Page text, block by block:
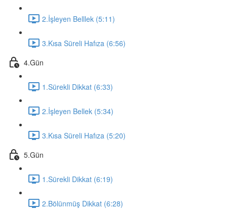
2.İşleyen Belllek (5:11)
3.Kısa Süreli Hafıza (6:56)
4.Gün
1.Sürekli Dikkat (6:33)
2.İşleyen Bellek (5:34)
3.Kısa Süreli Hafıza (5:20)
5.Gün
1.Sürekli Dikkat (6:19)
2.Bölünmüş Dikkat (6:28)